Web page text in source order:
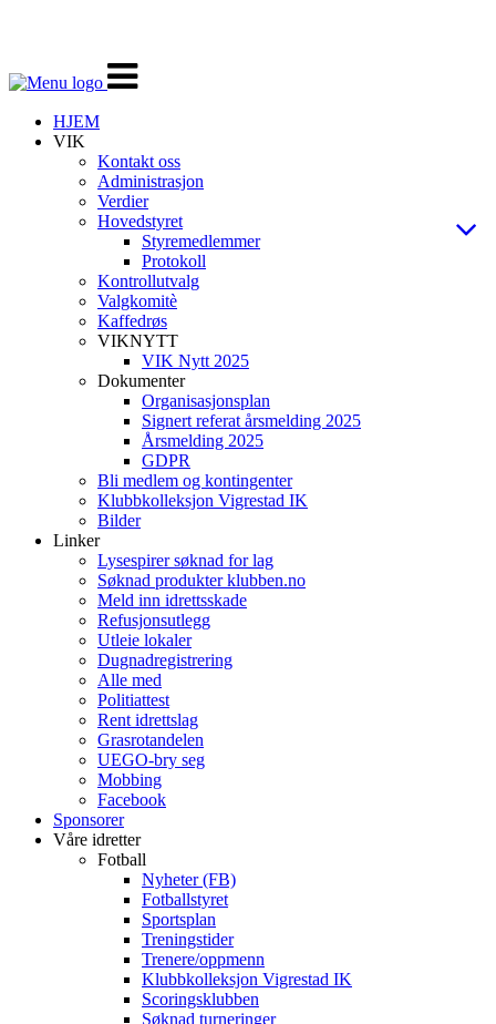
Veksle
navigasjon
HJEM
VIK
Kontakt oss
Administrasjon
Verdier
Hovedstyret
Styremedlemmer
Protokoll
Kontrollutvalg
Valgkomitè
Kaffedrøs
VIKNYTT
VIK Nytt 2025
Dokumenter
Organisasjonsplan
Signert referat årsmelding 2025
Årsmelding 2025
GDPR
Bli medlem og kontingenter
Klubbkolleksjon Vigrestad IK
Bilder
Linker
Lysespirer søknad for lag
Søknad produkter klubben.no
Meld inn idrettsskade
Refusjonsutlegg
Utleie lokaler
Dugnadregistrering
Alle med
Politiattest
Rent idrettslag
Grasrotandelen
UEGO-bry seg
Mobbing
Facebook
Sponsorer
Våre idretter
Fotball
Nyheter (FB)
Fotballstyret
Sportsplan
Treningstider
Trenere/oppmenn
Klubbkolleksjon Vigrestad IK
Scoringsklubben
Søknad turneringer